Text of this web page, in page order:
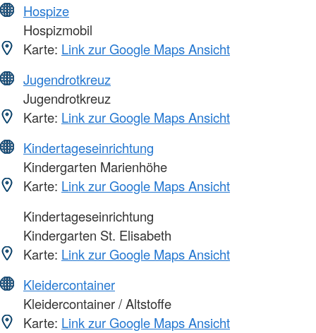
Hospize
Hospizmobil
Karte: Link zur Google Maps Ansicht
Jugendrotkreuz
Jugendrotkreuz
Karte: Link zur Google Maps Ansicht
Kindertageseinrichtung
Kindergarten Marienhöhe
Karte: Link zur Google Maps Ansicht
Kindertageseinrichtung
Kindergarten St. Elisabeth
Karte: Link zur Google Maps Ansicht
Kleidercontainer
Kleidercontainer / Altstoffe
Karte: Link zur Google Maps Ansicht